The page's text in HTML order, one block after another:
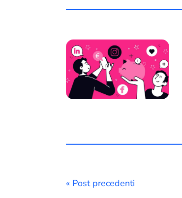
« Post precedenti